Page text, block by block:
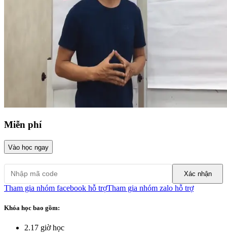
Miễn phí
Vào học ngay
Xác nhận
Tham gia nhóm facebook hỗ trợTham gia nhóm zalo hỗ trợ
Khóa học bao gồm:
2.17 giờ học